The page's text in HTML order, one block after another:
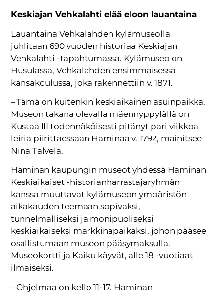
Keskiajan Vehkalahti elää eloon lauantaina
Lauantaina Vehkalahden kylämuseolla
juhlitaan 690 vuoden historiaa Keskiajan
Vehkalahti -tapahtumassa. Kylämuseo on
Husulassa, Vehkalahden ensimmäisessä
kansakoulussa, joka rakennettiin v. 1871.
– Tämä on kuitenkin keskiaikainen asuinpaikka.
Museon takana olevalla mäennyppylällä on
Kustaa III todennäköisesti pitänyt pari viikkoa
leiriä piirittäessään Haminaa v. 1792, mainitsee
Nina Talvela.
Haminan kaupungin museot yhdessä Haminan
Keskiaikaiset -historianharrastajaryhmän
kanssa muuttavat kylämuseon ympäristön
aikakauden teemaan sopivaksi,
tunnelmalliseksi ja monipuoliseksi
keskiaikaiseksi markkinapaikaksi, johon pääsee
osallistumaan museon pääsymaksulla.
Museokortti ja Kaiku käyvät, alle 18 -vuotiaat
ilmaiseksi.
– Ohjelmaa on kello 11-17. Haminan